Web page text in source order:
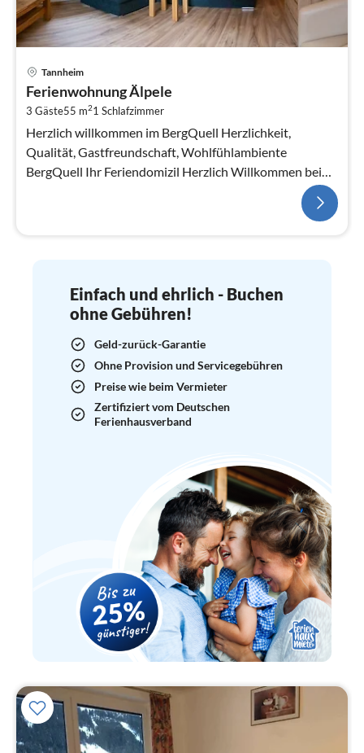
Tannheim
Ferienwohnung Älpele
3 Gäste55 m21 Schlafzimmer
Herzlich willkommen im BergQuell Herzlichkeit,
Qualität, Gastfreundschaft, Wohlfühlambiente
BergQuell Ihr Feriendomizil Herzlich Willkommen bei
Einfach und ehrlich - Buchen
ohne Gebühren!
Geld-zurück-Garantie
Ohne Provision und Servicegebühren
Preise wie beim Vermieter
Zertifiziert vom Deutschen
Ferienhausverband